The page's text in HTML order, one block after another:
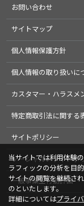
お問い合わせ
サイトマップ
個人情報保護方針
個人情報の取り扱いに
カスタマー・ハラスメ
特定商取引法に関する
サイトポリシー
ソーシャルメディアポ
一般事業主行動計画
当サイトでは利用体験
ラフィックの分析を目
サイトの閲覧を継続さ
のといたします。
詳細についてはプライ